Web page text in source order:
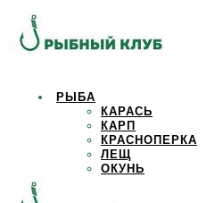
РЫБА
КАРАСЬ
КАРП
КРАСНОПЕРКА
ЛЕЩ
ОКУНЬ